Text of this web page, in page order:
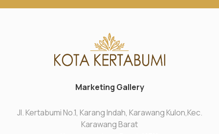
Marketing Gallery
Jl. Kertabumi No.1, Karang Indah, Karawang Kulon,Kec.
Karawang Barat